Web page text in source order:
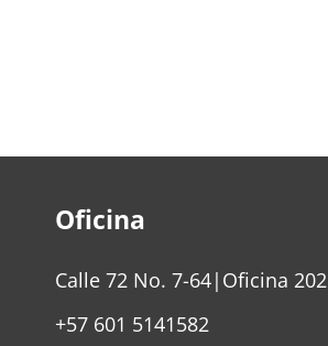
Oficina
Calle 72 No. 7-64|Oficina 202
+57 601 5141582